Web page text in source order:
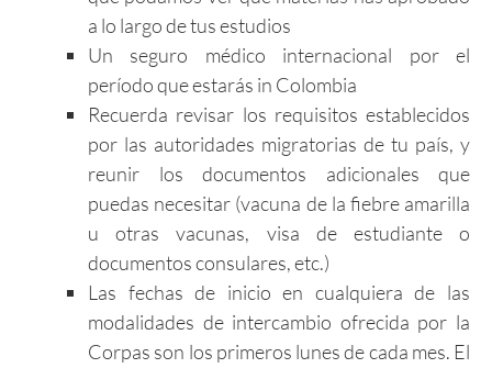
a lo largo de tus estudios
Un seguro médico internacional por el
período que estarás in Colombia
Recuerda revisar los requisitos establecidos
por las autoridades migratorias de tu país, y
reunir los documentos adicionales que
puedas necesitar (vacuna de la fiebre amarilla
u otras vacunas, visa de estudiante o
documentos consulares, etc.)
Las fechas de inicio en cualquiera de las
modalidades de intercambio ofrecida por la
Corpas son los primeros lunes de cada mes. El